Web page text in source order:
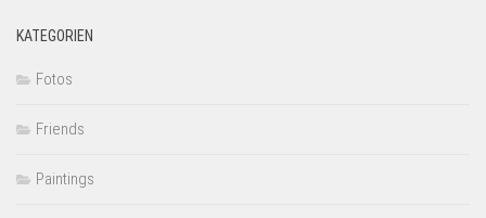
KATEGORIEN
Fotos
Friends
Paintings